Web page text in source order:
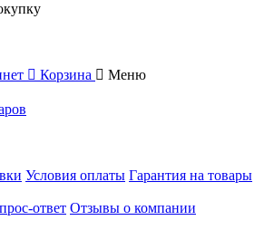
Корзина Меню
Условия оплаты Гарантия на товары
ответ Отзывы о компании